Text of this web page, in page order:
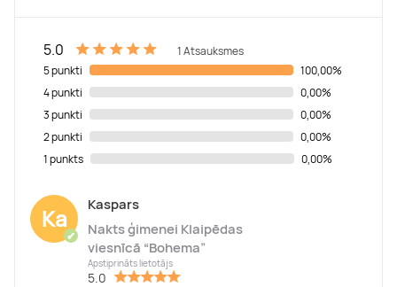
5.0
1 Atsauksmes
5 punkti
100,00%
4 punkti
0,00%
3 punkti
0,00%
2 punkti
0,00%
1 punkts
0,00%
Ka
✔
Kaspars
Nakts ģimenei Klaipēdas
viesnīcā “Bohema”
Apstiprināts lietotājs
5.0